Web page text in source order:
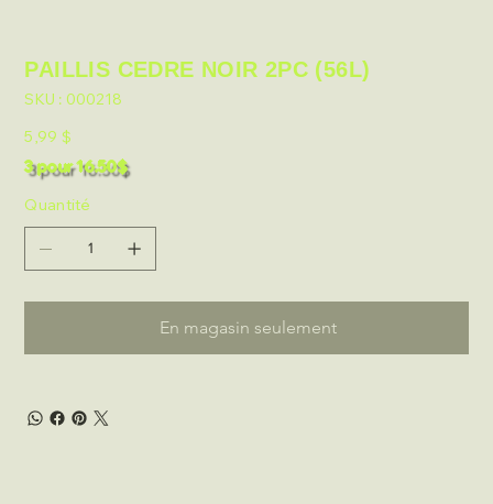
PAILLIS CEDRE NOIR 2PC (56L)
SKU : SKU
000218
000218
Prix
5,99 $
3 pour 16.50$
Quantité
En magasin seulement